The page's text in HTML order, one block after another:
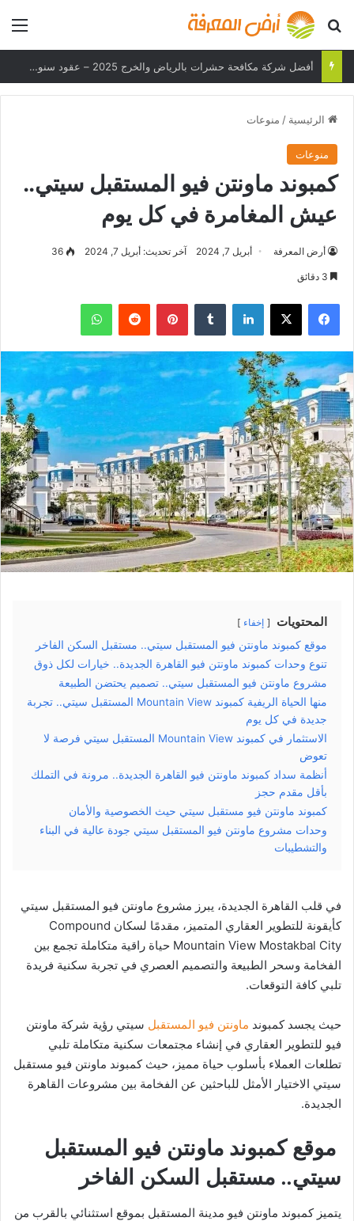
بحث عن
أفضل شركة مكافحة حشرات بالرياض والخرج 2025 – عقود سنوية وحلول فعالة
الرئيسية / منوعات
منوعات
كمبوند ماونتن فيو المستقبل سيتي..
عيش المغامرة في كل يوم
أرض المعرفة أبريل 7, 2024 آخر تحديث: أبريل 7, 2024 36
فيسبوك ‫X لينكدإن بينتيريست واتساب
المحتويات إخفاء
موقع كمبوند ماونتن فيو المستقبل سيتي.. مستقبل السكن الفاخر
تنوع وحدات كمبوند ماونتن فيو القاهرة الجديدة.. خيارات لكل ذوق
مشروع ماونتن فيو المستقبل سيتي.. تصميم يحتضن الطبيعة
منها الحياة الريفية كمبوند Mountain View المستقبل سيتي.. تجربة
جديدة في كل يوم
الاستثمار في كمبوند Mountain View المستقبل سيتي فرصة لا
تعوض
أنظمة سداد كمبوند ماونتن فيو القاهرة الجديدة.. مرونة في التملك
بأقل مقدم حجز
كمبوند ماونتن فيو مستقبل سيتي حيث الخصوصية والأمان
وحدات مشروع ماونتن فيو المستقبل سيتي جودة عالية في البناء
والتشطيبات
في قلب القاهرة الجديدة، يبرز مشروع ماونتن فيو المستقبل سيتي
كأيقونة للتطوير العقاري المتميز، مقدمًا لسكان Compound
Mountain View Mostakbal City حياة راقية متكاملة تجمع بين
الفخامة وسحر الطبيعة والتصميم العصري في تجربة سكنية فريدة
تلبي كافة التوقعات.
حيث يجسد كمبوند ماونتن فيو المستقبل سيتي رؤية شركة ماونتن
فيو للتطوير العقاري في إنشاء مجتمعات سكنية متكاملة تلبي
تطلعات العملاء بأسلوب حياة مميز، حيث كمبوند ماونتن فيو مستقبل
سيتي الاختيار الأمثل للباحثين عن الفخامة بين مشروعات القاهرة
الجديدة.
موقع كمبوند ماونتن فيو المستقبل
سيتي.. مستقبل السكن الفاخر
يتميز كمبوند ماونتن فيو مدينة المستقبل بموقع استثنائي بالقرب من